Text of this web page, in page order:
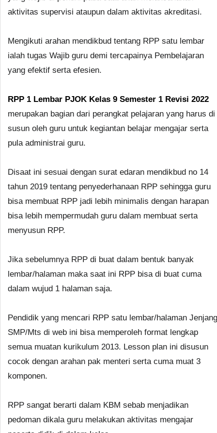
aktivitas supervisi ataupun dalam aktivitas akreditasi.
Mengikuti arahan mendikbud tentang RPP satu lembar
ialah tugas Wajib guru demi tercapainya Pembelajaran
yang efektif serta efesien.
RPP 1 Lembar PJOK Kelas 9 Semester 1 Revisi 2022
merupakan bagian dari perangkat pelajaran yang harus di
susun oleh guru untuk kegiantan belajar mengajar serta
pula administrai guru.
Disaat ini sesuai dengan surat edaran mendikbud no 14
tahun 2019 tentang penyederhanaan RPP sehingga guru
bisa membuat RPP jadi lebih minimalis dengan harapan
bisa lebih mempermudah guru dalam membuat serta
menyusun RPP.
Jika sebelumnya RPP di buat dalam bentuk banyak
lembar/halaman maka saat ini RPP bisa di buat cuma
dalam wujud 1 halaman saja.
Pendidik yang mencari RPP satu lembar/halaman Jenjang
SMP/Mts di web ini bisa memperoleh format lengkap
semua muatan kurikulum 2013. Lesson plan ini disusun
cocok dengan arahan pak menteri serta cuma muat 3
komponen.
RPP sangat berarti dalam KBM sebab menjadikan
pedoman dikala guru melakukan aktivitas mengajar